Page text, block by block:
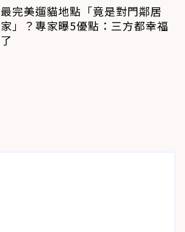
最完美遛貓地點「竟是對門鄰居
家」？專家曝5優點：三方都幸福
了